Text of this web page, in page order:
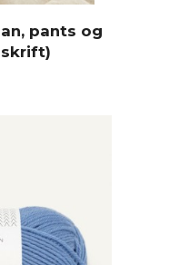
pants og